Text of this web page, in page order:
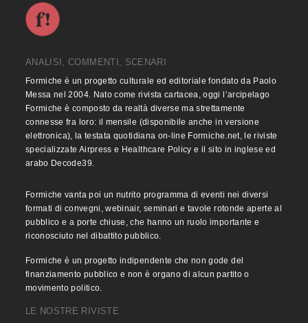
ANALISI, COMMENTI, SCENARI
Formiche è un progetto culturale ed editoriale fondato da Paolo
Messa nel 2004. Nato come rivista cartacea, oggi l’arcipelago
Formiche è composto da realtà diverse ma strettamente
connesse fra loro: il mensile (disponibile anche in versione
elettronica), la testata quotidiana on-line Formiche.net, le riviste
specializzate Airpress e Healthcare Policy e il sito in inglese ed
arabo Decode39.
Formiche vanta poi un nutrito programma di eventi nei diversi
formati di convegni, webinair, seminari e tavole rotonde aperte al
pubblico e a porte chiuse, che hanno un ruolo importante e
riconosciuto nel dibattito pubblico.
Formiche è un progetto indipendente che non gode del
finanziamento pubblico e non è organo di alcun partito o
movimento politico.
LE NOSTRE RIVISTE